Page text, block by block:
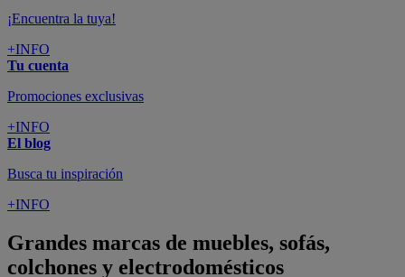
¡Encuentra la tuya!
+INFO
Tu cuenta
Promociones exclusivas
+INFO
El blog
Busca tu inspiración
+INFO
Grandes marcas de muebles, sofás,
colchones y electrodomésticos